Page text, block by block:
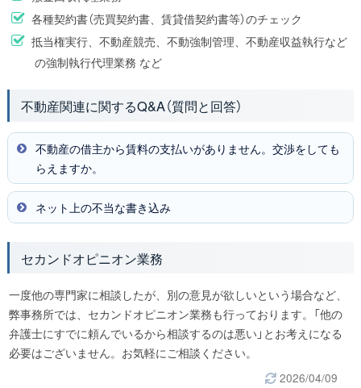
各種契約書（売買契約書、賃貸借契約書等）のチェック
抵当権実行、不動産競売、不動強制管理、不動産収益執行など
の強制執行代理業務 など
不動産関連に関するQ&A（質問と回答）
不動産の借主から賃料の支払いがありません。交渉をしても
らえますか。
品表示法第５条において、以下のような表示をしてはなら
①商品又は役務の品質、規格その他の内容について、一般消
費者に対し、実際のものよりも著しく優良であると示し、
又は事実に相違して当該事業者と同種若しくは類似の商品
若しくは役務を供給している他の事業者に係るものよりも
著しく優良であると示す表示であって、不当に顧客を誘引
ネット上の不当な書き込み
セカンドオピニオン業務
一度他の専門家に相談したが、別の意見が欲しいという場合など、
弊事務所では、セカンドオピニオン業務も行っております。「他の
弁護士にすでに頼んでいるから相談するのは悪い」とお考えになる
必要はございません。お気軽にご相談ください。
2026/04/09